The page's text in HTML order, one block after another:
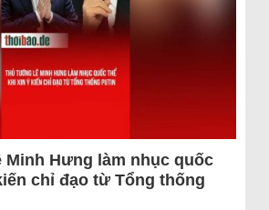
Hưng làm nhục quốc
chỉ đạo từ Tổng thống